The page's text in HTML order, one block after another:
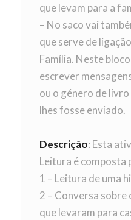
que levam para a
– No saco vai
que serve de
Família. Neste
escrever
ou o género de
lhes fosse enviado.
Descrição: Esta
Leitura é composta
1 – Leitura de uma
2 – Conversa sobre
que levaram para